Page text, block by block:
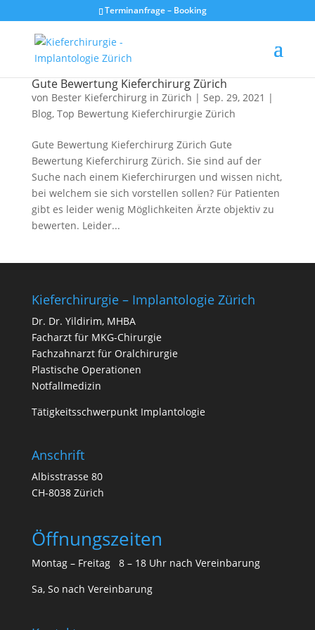
Terminanfrage – Booking
Gute Bewertung Kieferchirurg Zürich
von Bester Kieferchirurg in Zürich | Sep. 29, 2021 |
Blog, Top Bewertung Kieferchirurgie Zürich
Gute Bewertung Kieferchirurg Zürich Gute
Bewertung Kieferchirurg Zürich. Sie sind auf der
Suche nach einem Kieferchirurgen und wissen nicht,
bei welchem sie sich vorstellen sollen? Für Patienten
gibt es leider wenig Möglichkeiten Ärzte objektiv zu
bewerten. Leider...
Kieferchirurgie – Implantologie Zürich
Dr. Dr. Yildirim, MHBA
Facharzt für MKG-Chirurgie
Fachzahnarzt für Oralchirurgie
Plastische Operationen
Notfallmedizin
Tätigkeitsschwerpunkt Implantologie
Anschrift
Albisstrasse 80
CH-8038 Zürich
Öffnungszeiten
Montag – Freitag 8 – 18 Uhr nach Vereinbarung
Sa, So nach Vereinbarung